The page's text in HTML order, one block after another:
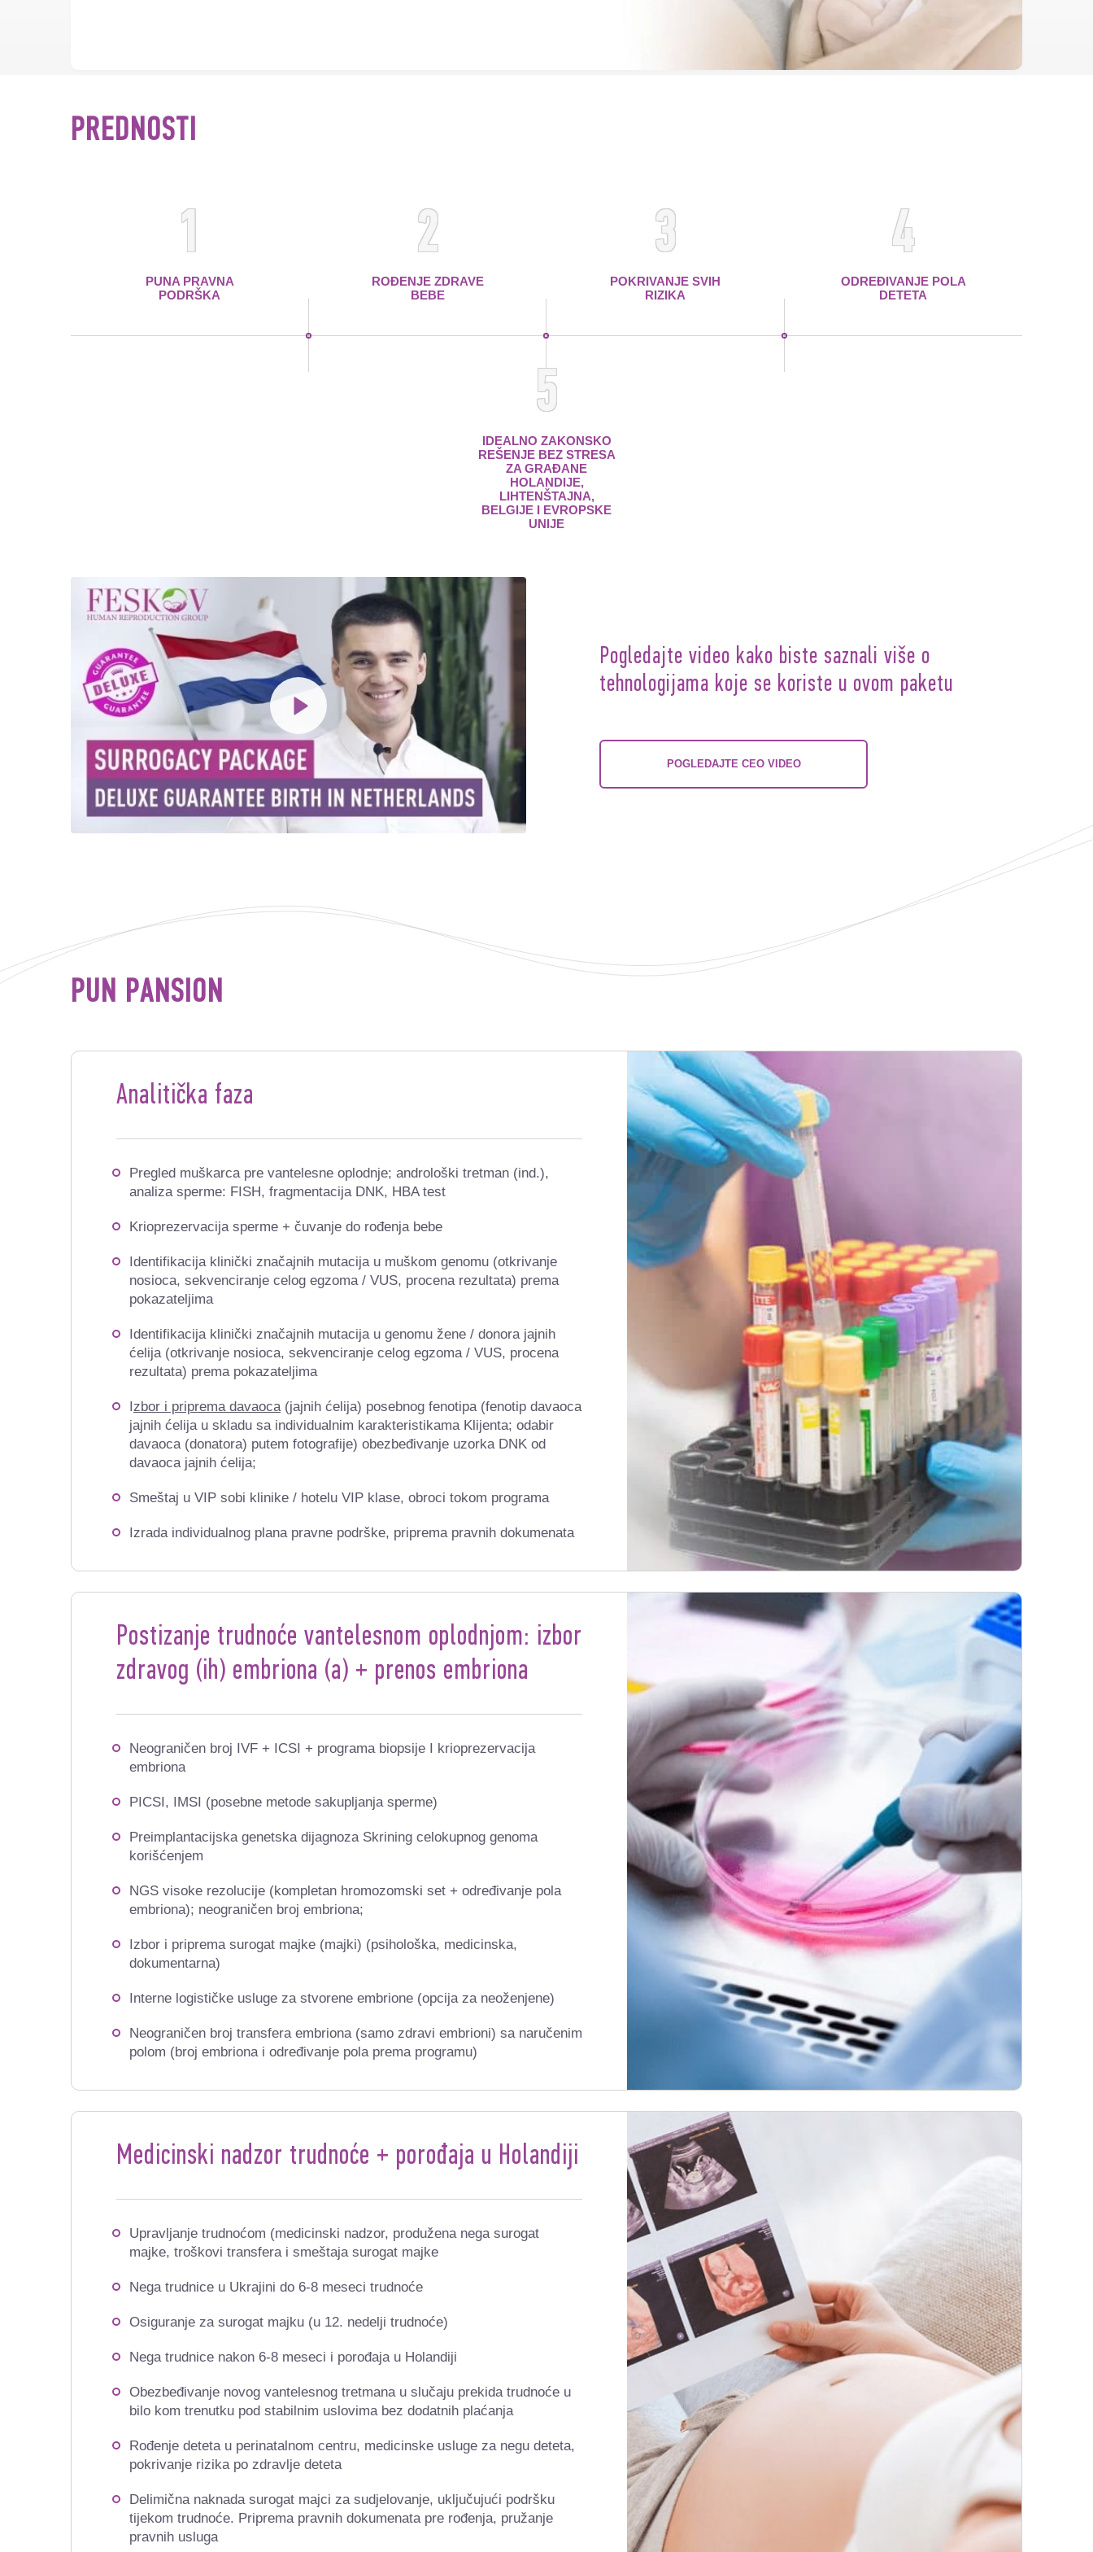
PREDNOSTI
1
PUNA PRAVNA
PODRŠKA
2
ROĐENJE ZDRAVE
BEBE
3
POKRIVANJE SVIH
RIZIKA
4
ODREĐIVANJE POLA
DETETA
5
IDEALNO ZAKONSKO
REŠENJE BEZ STRESA
ZA GRAĐANE
HOLANDIJE,
LIHTENŠTAJNA,
BELGIJE I EVROPSKE
UNIJE
Pogledajte video kako biste saznali više o
tehnologijama koje se koriste u ovom paketu
POGLEDAJTE CEO VIDEO
PUN PANSION
Analitička faza
Pregled muškarca pre vantelesne oplodnje; androloški tretman (ind.),
analiza sperme: FISH, fragmentacija DNK, HBA test
Krioprezervacija sperme + čuvanje do rođenja bebe
Identifikacija klinički značajnih mutacija u muškom genomu (otkrivanje
nosioca, sekvenciranje celog egzoma / VUS, procena rezultata) prema
pokazateljima
Identifikacija klinički značajnih mutacija u genomu žene / donora jajnih
ćelija (otkrivanje nosioca, sekvenciranje celog egzoma / VUS, procena
rezultata) prema pokazateljima
Izbor i priprema davaoca (jajnih ćelija) posebnog fenotipa (fenotip davaoca
jajnih ćelija u skladu sa individualnim karakteristikama Klijenta; odabir
davaoca (donatora) putem fotografije) obezbeđivanje uzorka DNK od
davaoca jajnih ćelija;
Smeštaj u VIP sobi klinike / hotelu VIP klase, obroci tokom programa
Izrada individualnog plana pravne podrške, priprema pravnih dokumenata
Postizanje trudnoće vantelesnom oplodnjom: izbor
zdravog (ih) embriona (a) + prenos embriona
Neograničen broj IVF + ICSI + programa biopsije I krioprezervacija
embriona
PICSI, IMSI (posebne metode sakupljanja sperme)
Preimplantacijska genetska dijagnoza Skrining celokupnog genoma
korišćenjem
NGS visoke rezolucije (kompletan hromozomski set + određivanje pola
embriona); neograničen broj embriona;
Izbor i priprema surogat majke (majki) (psihološka, medicinska,
dokumentarna)
Interne logističke usluge za stvorene embrione (opcija za neoženjene)
Neograničen broj transfera embriona (samo zdravi embrioni) sa naručenim
polom (broj embriona i određivanje pola prema programu)
Medicinski nadzor trudnoće + porođaja u Holandiji
Upravljanje trudnoćom (medicinski nadzor, produžena nega surogat
majke, troškovi transfera i smeštaja surogat majke
Nega trudnice u Ukrajini do 6-8 meseci trudnoće
Osiguranje za surogat majku (u 12. nedelji trudnoće)
Nega trudnice nakon 6-8 meseci i porođaja u Holandiji
Obezbeđivanje novog vantelesnog tretmana u slučaju prekida trudnoće u
bilo kom trenutku pod stabilnim uslovima bez dodatnih plaćanja
Rođenje deteta u perinatalnom centru, medicinske usluge za negu deteta,
pokrivanje rizika po zdravlje deteta
Delimična naknada surogat majci za sudjelovanje, uključujući podršku
tijekom trudnoće. Priprema pravnih dokumenata pre rođenja, pružanje
pravnih usluga